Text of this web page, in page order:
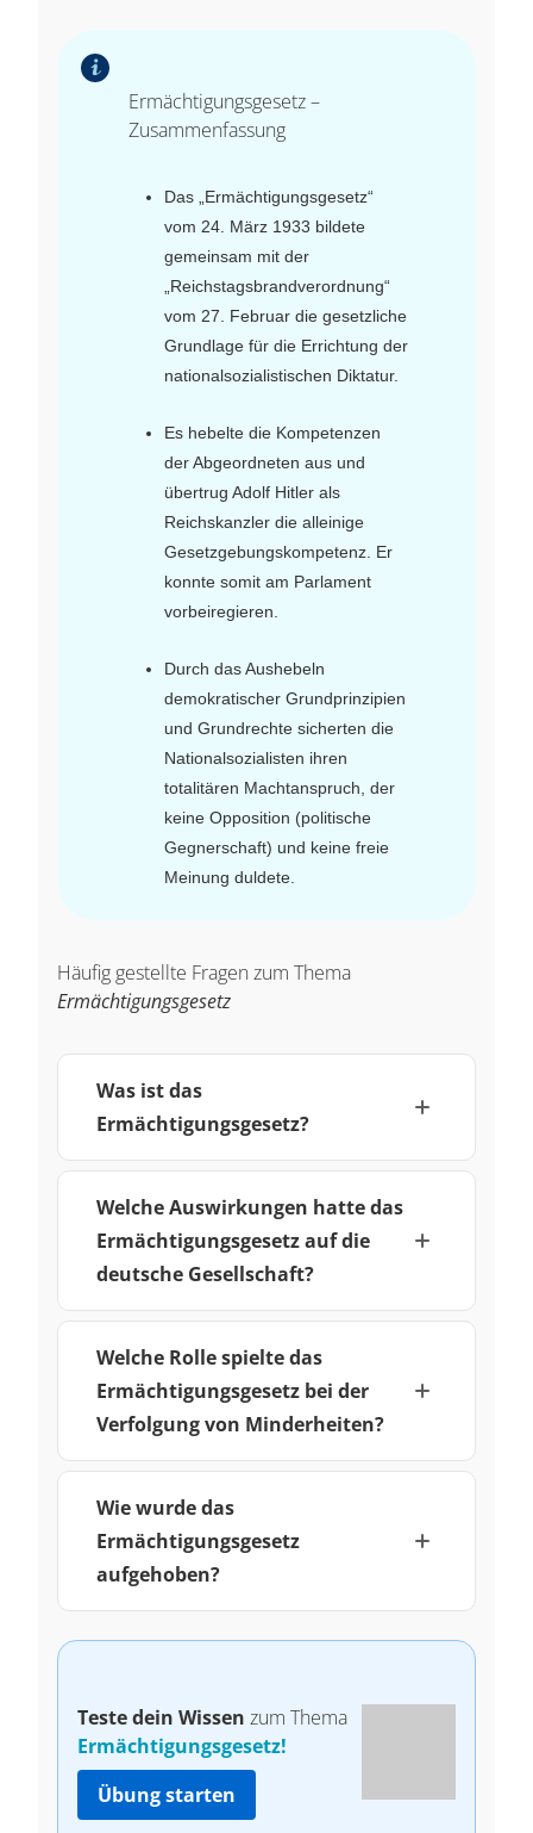
Ermächtigungsgesetz –
Zusammenfassung
Das „Ermächtigungsgesetz“
vom 24. März 1933 bildete
gemeinsam mit der
„Reichstagsbrandverordnung“
vom 27. Februar die gesetzliche
Grundlage für die Errichtung der
nationalsozialistischen Diktatur.
Es hebelte die Kompetenzen
der Abgeordneten aus und
übertrug Adolf Hitler als
Reichskanzler die alleinige
Gesetzgebungskompetenz. Er
konnte somit am Parlament
vorbeiregieren.
Durch das Aushebeln
demokratischer Grundprinzipien
und Grundrechte sicherten die
Nationalsozialisten ihren
totalitären Machtanspruch, der
keine Opposition (politische
Gegnerschaft) und keine freie
Meinung duldete.
Häufig gestellte Fragen zum Thema
Ermächtigungsgesetz
Was ist das
Ermächtigungsgesetz?
Welche Auswirkungen hatte das
Ermächtigungsgesetz auf die
deutsche Gesellschaft?
Welche Rolle spielte das
Ermächtigungsgesetz bei der
Verfolgung von Minderheiten?
Wie wurde das
Ermächtigungsgesetz
aufgehoben?
Teste dein Wissen zum Thema
Ermächtigungsgesetz!
Übung starten